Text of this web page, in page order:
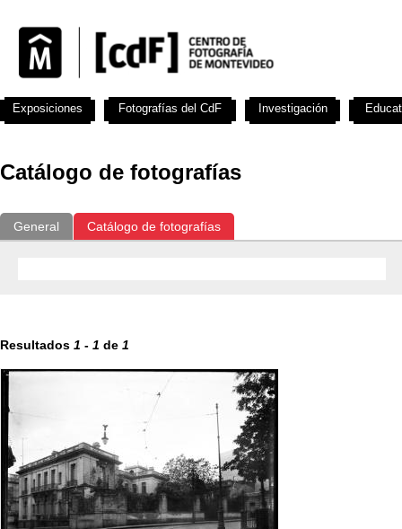
Catálogo de fotografías
General Catálogo de fotografías
Resultados 1 - 1 de 1
Exposiciones Fotografías del CdF Investigación